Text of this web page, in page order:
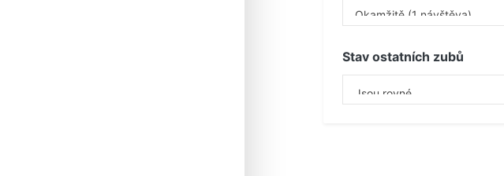
Stav ostatních zubů